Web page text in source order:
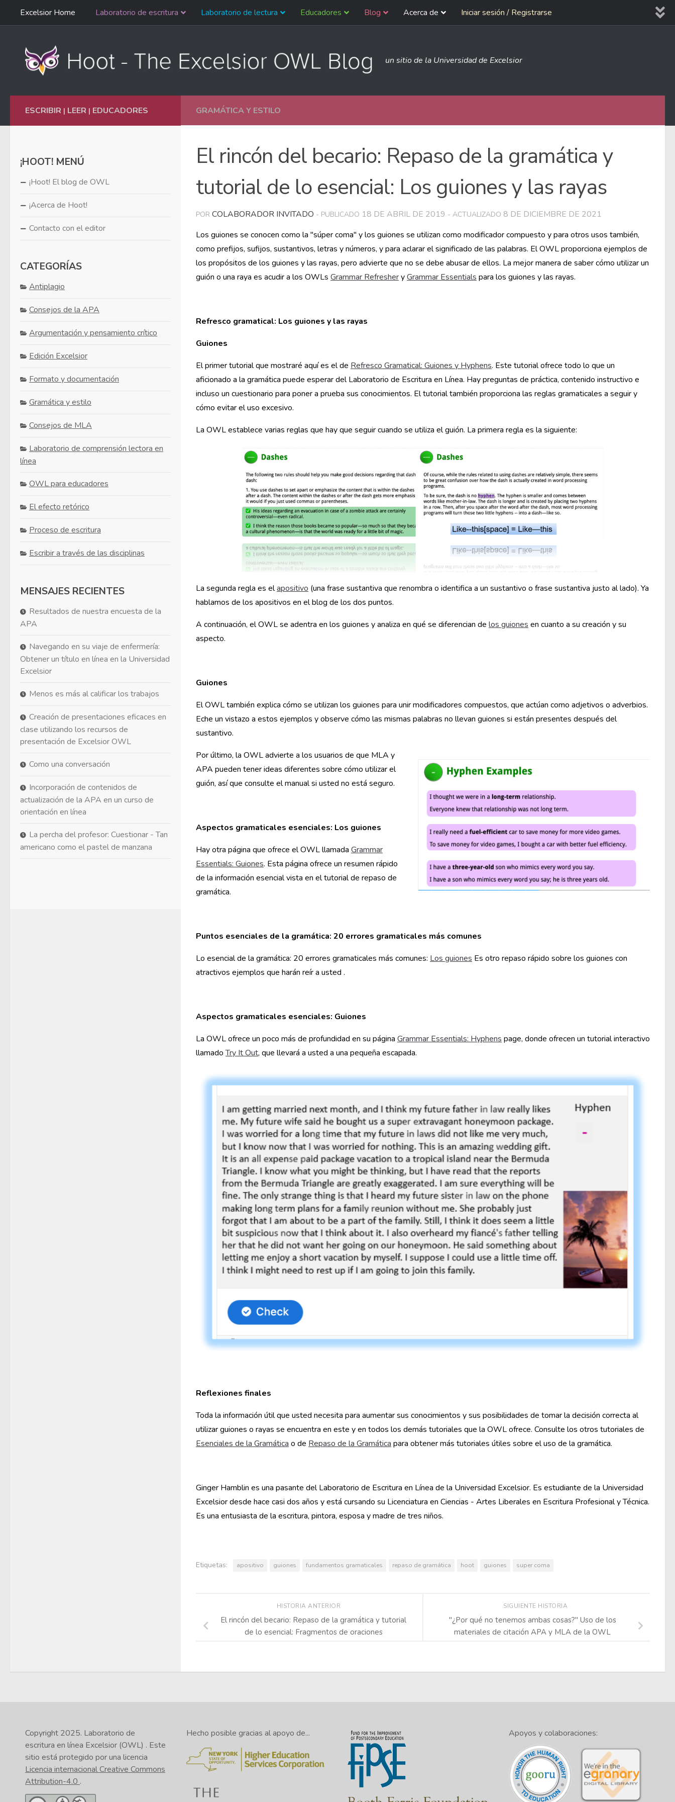
Ir al contenido
navegación
Excelsior Home Laboratorio de escritura Laboratorio de lectura Educadores Blog Acerca de Iniciar sesión / Registrarse
un sitio de la Universidad de Excelsior
GRAMÁTICA Y ESTILO
El rincón del becario: Repaso de la gramática y
tutorial de lo esencial: Los guiones y las rayas
POR COLABORADOR INVITADO - PUBLICADO 18 DE ABRIL DE 2019 - ACTUALIZADO 8 DE DICIEMBRE DE 2021
Los guiones se conocen como la "súper coma" y los guiones se utilizan como modificador compuesto y para otros usos también,
como prefijos, sufijos, sustantivos, letras y números, y para aclarar el significado de las palabras. El OWL proporciona ejemplos de
los propósitos de los guiones y las rayas, pero advierte que no se debe abusar de ellos. La mejor manera de saber cómo utilizar un
guión o una raya es acudir a los OWLs Grammar RefresheryGrammar Essentials para los guiones y las rayas.
Refresco gramatical: Los guiones y las rayas
Guiones
El primer tutorial que mostraré aquí es el de Refresco Gramatical: Guiones y Hyphens. Este tutorial ofrece todo lo que un
aficionado a la gramática puede esperar del Laboratorio de Escritura en Línea. Hay preguntas de práctica, contenido instructivo e
incluso un cuestionario para poner a prueba sus conocimientos. El tutorial también proporciona las reglas gramaticales a seguir y
cómo evitar el uso excesivo.
La OWL establece varias reglas que hay que seguir cuando se utiliza el guión. La primera regla es la siguiente:
La segunda regla es elapositivo (una frase sustantiva que renombra o identifica a un sustantivo o frase sustantiva justo al lado). Ya
hablamos de los apositivos en el blog de los dos puntos.
A continuación, el OWL se adentra en los guiones y analiza en qué se diferencian de los guiones en cuanto a su creación y su
aspecto.
Guiones
El OWL también explica cómo se utilizan los guiones para unir modificadores compuestos, que actúan como adjetivos o adverbios.
Eche un vistazo a estos ejemplos y observe cómo las mismas palabras no llevan guiones si están presentes después del
sustantivo.
Por último, la OWL advierte a los usuarios de que MLA y
APA pueden tener ideas diferentes sobre cómo utilizar el
guión, así que consulte el manual si usted no está seguro.
Aspectos gramaticales esenciales: Los guiones
Hay otra página que ofrece el OWL llamada Grammar
Essentials: Guiones. Esta página ofrece un resumen rápido
de la información esencial vista en el tutorial de repaso de
gramática.
Puntos esenciales de la gramática: 20 errores gramaticales más comunes
Lo esencial de la gramática: 20 errores gramaticales más comunes: Los guiones Es otro repaso rápido sobre los guiones con
atractivos ejemplos que harán reír a usted .
Aspectos gramaticales esenciales: Guiones
La OWL ofrece un poco más de profundidad en su página Grammar Essentials: Hyphens page, donde ofrecen un tutorial interactivo
llamadoTry It Out, que llevará a usted a una pequeña escapada.
Reflexiones finales
Toda la información útil que usted necesita para aumentar sus conocimientos y sus posibilidades de tomar la decisión correcta al
utilizar guiones o rayas se encuentra en este y en todos los demás tutoriales que la OWL ofrece. Consulte los otros tutoriales de
Esenciales de la Gramática o de Repaso de la Gramática para obtener más tutoriales útiles sobre el uso de la gramática.
Ginger Hamblin es una pasante del Laboratorio de Escritura en Línea de la Universidad Excelsior. Es estudiante de la Universidad
Excelsior desde hace casi dos años y está cursando su Licenciatura en Ciencias - Artes Liberales en Escritura Profesional y Técnica.
Es una entusiasta de la escritura, pintora, esposa y madre de tres niños.
Etiquetas: apositivo guiones fundamentos gramaticales repaso de gramática hoot guiones super coma
SIGUIENTE HISTORIA
"¿Por qué no tenemos ambas cosas?" Uso de los
materiales de citación APA y MLA de la OWL
HISTORIA ANTERIOR
El rincón del becario: Repaso de la gramática y tutorial
de lo esencial: Fragmentos de oraciones
ESCRIBIR | LEER | EDUCADORES
¡HOOT! MENÚ
¡Hoot! El blog de OWL
¡Acerca de Hoot!
Contacto con el editor
CATEGORÍAS
Antiplagio
Consejos de la APA
Argumentación y pensamiento crítico
Edición Excelsior
Formato y documentación
Gramática y estilo
Consejos de MLA
Laboratorio de comprensión lectora en
línea
OWL para educadores
El efecto retórico
Proceso de escritura
Escribir a través de las disciplinas
MENSAJES RECIENTES
Resultados de nuestra encuesta de la
APA
Navegando en su viaje de enfermería:
Obtener un título en línea en la Universidad
Excelsior
Menos es más al calificar los trabajos
Creación de presentaciones eficaces en
clase utilizando los recursos de
presentación de Excelsior OWL
Como una conversación
Incorporación de contenidos de
actualización de la APA en un curso de
orientación en línea
La percha del profesor: Cuestionar - Tan
americano como el pastel de manzana
Copyright 2025. Laboratorio de
escritura en línea Excelsior (OWL) . Este
sitio está protegido por una licencia
Licencia internacional Creative Commons
Attribution-4.0 .
Hecho posible gracias al apoyo de... Apoyos y colaboraciones: